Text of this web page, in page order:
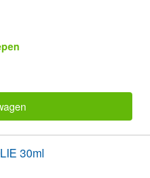
30ml